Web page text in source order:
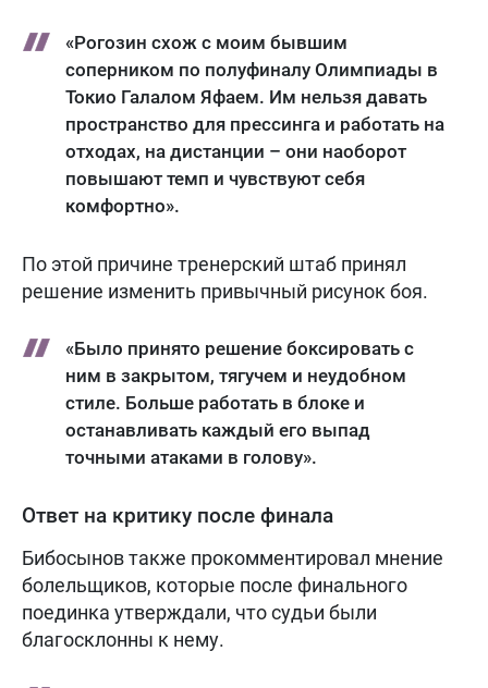
«Рогозин схож с моим бывшим
соперником по полуфиналу Олимпиады в
Токио Галалом Яфаем. Им нельзя давать
пространство для прессинга и работать на
отходах, на дистанции – они наоборот
повышают темп и чувствуют себя
комфортно».
По этой причине тренерский штаб принял
решение изменить привычный рисунок боя.
«Было принято решение боксировать с
ним в закрытом, тягучем и неудобном
стиле. Больше работать в блоке и
останавливать каждый его выпад
точными атаками в голову».
Ответ на критику после финала
Бибосынов также прокомментировал мнение
болельщиков, которые после финального
поединка утверждали, что судьи были
благосклонны к нему.